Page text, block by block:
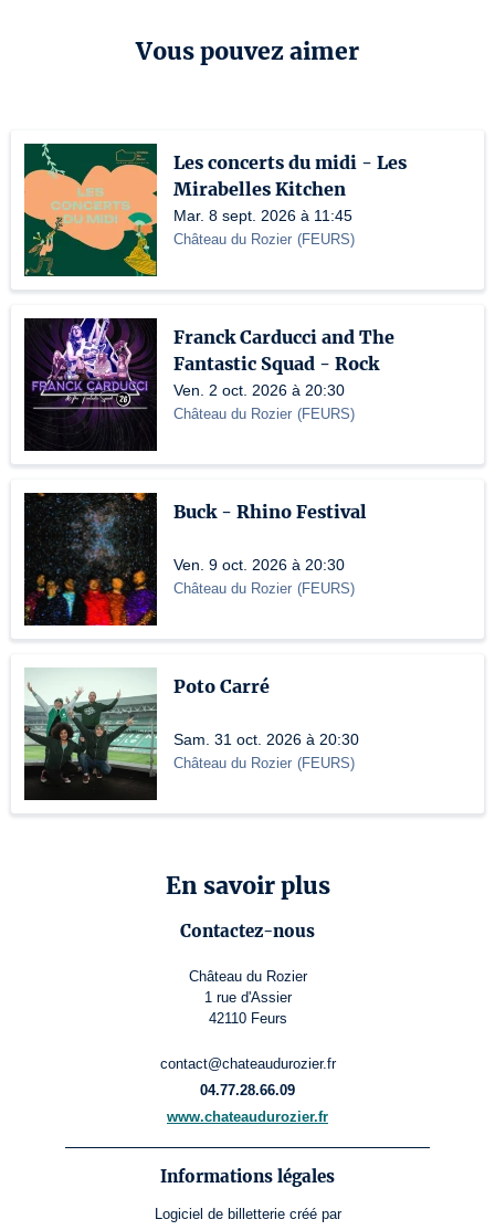
Vous pouvez aimer
Les concerts du midi - Les
Mirabelles Kitchen
Mar. 8 sept. 2026 à 11:45
Château du Rozier (FEURS)
Franck Carducci and The
Fantastic Squad - Rock
Ven. 2 oct. 2026 à 20:30
Château du Rozier (FEURS)
Buck - Rhino Festival
Ven. 9 oct. 2026 à 20:30
Château du Rozier (FEURS)
Poto Carré
Sam. 31 oct. 2026 à 20:30
Château du Rozier (FEURS)
En savoir plus
Contactez-nous
Château du Rozier
1 rue d'Assier
42110 Feurs
contact@chateaudurozier.fr
04.77.28.66.09
www.chateaudurozier.fr
Informations légales
Logiciel de billetterie créé par